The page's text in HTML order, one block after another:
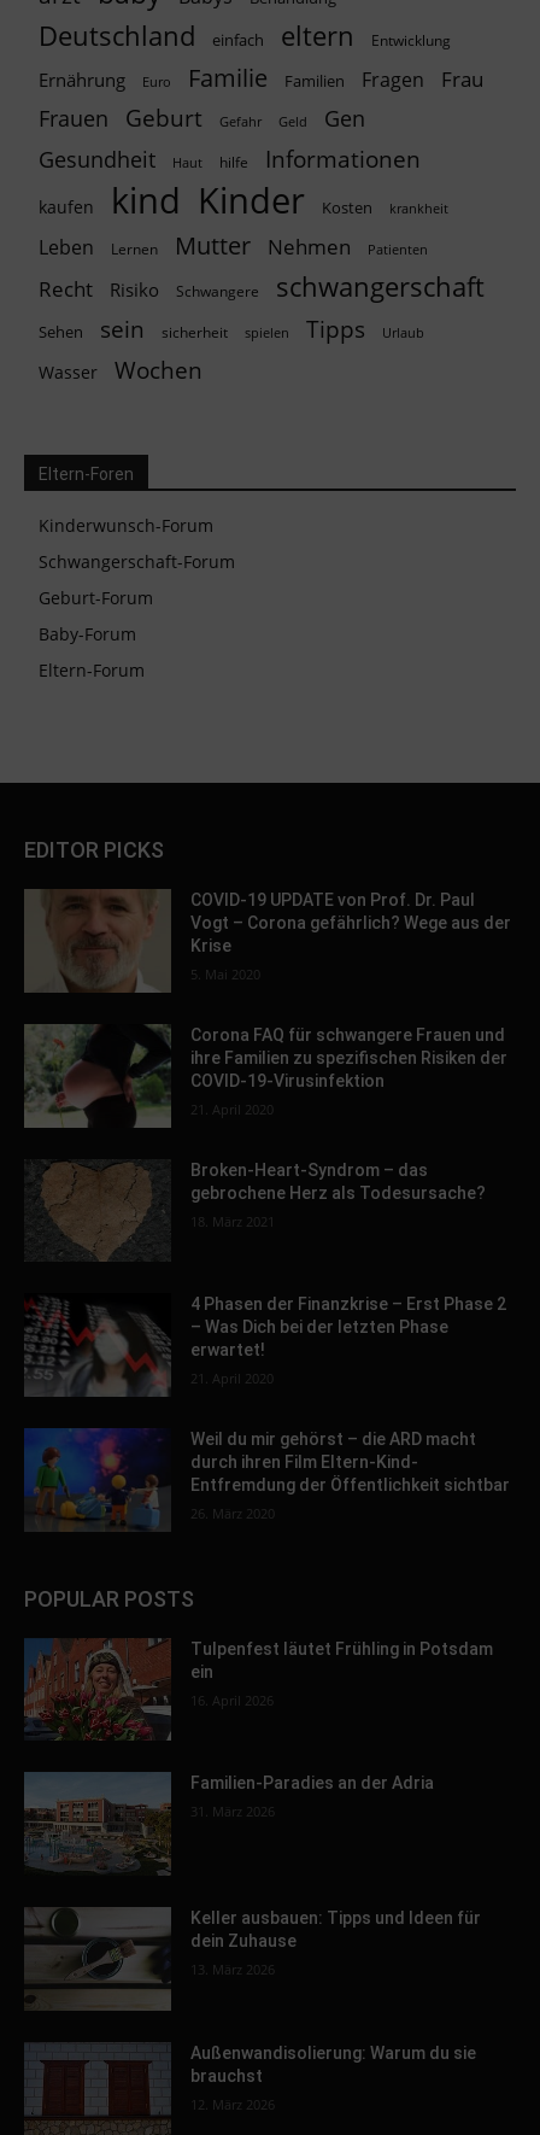
Deutschland einfach eltern Entwicklung
Ernährung Euro Familie Familien Fragen Frau
Frauen Geburt Gefahr Geld
Gen
Gesundheit
Haut hilfe Informationen
kaufen kind Kinder Kosten krankheit
Leben Lernen Mutter Nehmen Patienten
Recht Risiko Schwangere schwangerschaft
Sehen sein sicherheit spielen Tipps Urlaub
Wasser Wochen
Eltern-Foren
Kinderwunsch-Forum
Schwangerschaft-Forum
Geburt-Forum
Baby-Forum
Eltern-Forum
EDITOR PICKS
COVID-19 UPDATE von Prof. Dr. Paul
Vogt – Corona gefährlich? Wege aus der
Krise
5. Mai 2020
Corona FAQ für schwangere Frauen und
ihre Familien zu spezifischen Risiken der
COVID-19-Virusinfektion
21. April 2020
Broken-Heart-Syndrom – das
gebrochene Herz als Todesursache?
18. März 2021
4 Phasen der Finanzkrise – Erst Phase 2
– Was Dich bei der letzten Phase
erwartet!
21. April 2020
Weil du mir gehörst – die ARD macht
durch ihren Film Eltern-Kind-
Entfremdung der Öffentlichkeit sichtbar
26. März 2020
POPULAR POSTS
Tulpenfest läutet Frühling in Potsdam
ein
16. April 2026
Familien-Paradies an der Adria
31. März 2026
Keller ausbauen: Tipps und Ideen für
dein Zuhause
13. März 2026
Außenwandisolierung: Warum du sie
brauchst
12. März 2026